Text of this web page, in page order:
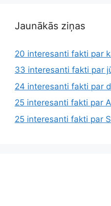
Jaunākās ziņas
20 interesanti fakti par
33 interesanti fakti par
24 interesanti fakti par
25 interesanti fakti par
25 interesanti fakti par